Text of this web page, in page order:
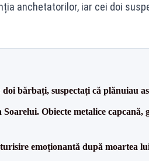
anchetatorilor, iar cei doi
bărbați, suspectați că plănuiau
Obiecte metalice capcană,
emoționantă după moartea